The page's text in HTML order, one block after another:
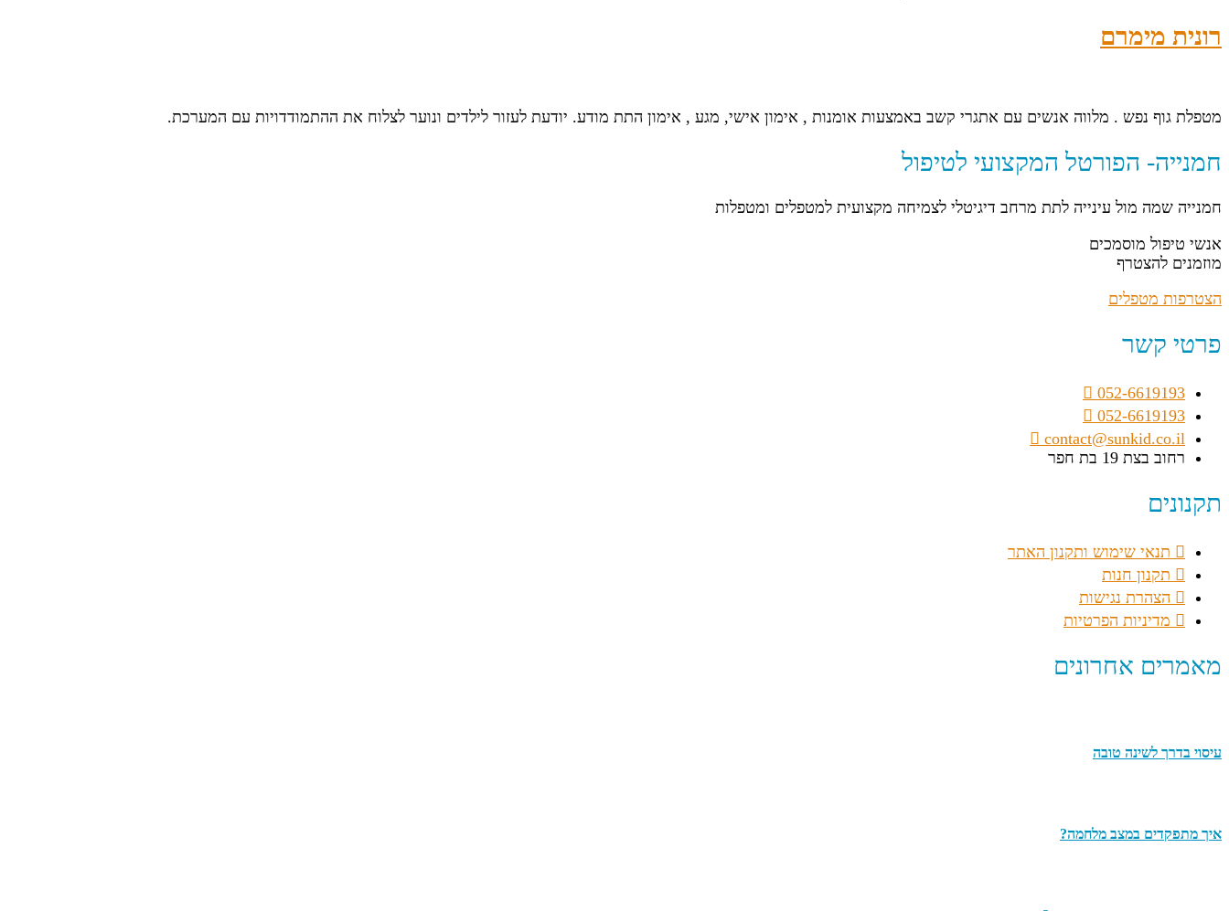
רונית מימרם
מטפלת גוף נפש . מלווה אנשים עם אתגרי קשב באמצעות אומנות , אימון אישי, מגע , אימון התת מודע. יודעת לעזור לילדים ונוער לצלוח את ההתמודדויות עם המערכת.
חמנייה- הפורטל המקצועי לטיפול
חמנייה שמה מול עינייה לתת מרחב דיגיטלי לצמיחה מקצועית למטפלים ומטפלות
אנשי טיפול מוסמכים
מוזמנים להצטרף
הצטרפות מטפלים
פרטי קשר
052-6619193
052-6619193
contact@sunkid.co.il
רחוב בצת 19 בת חפר
תקנונים
תנאי שימוש ותקנון האתר
תקנון חנות
הצהרת נגישות
מדיניות הפרטיות
מאמרים אחרונים
עיסוי בדרך לשינה טובה
איך מתפקדים במצב מלחמה?